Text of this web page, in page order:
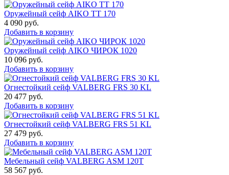
Оружейный сейф AIKO TT 170
4 090 руб.
Добавить в корзину
Оружейный сейф AIKO ЧИРОК 1020
10 096 руб.
Добавить в корзину
Огнестойкий сейф VALBERG FRS 30 KL
20 477 руб.
Добавить в корзину
Огнестойкий сейф VALBERG FRS 51 KL
27 479 руб.
Добавить в корзину
Мебельный сейф VALBERG ASM 120T
58 567 руб.